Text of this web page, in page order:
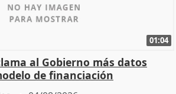
01:04
al Gobierno más datos
de financiación